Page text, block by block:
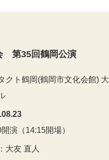
第35回鶴岡公演
クト鶴岡(鶴岡市文化会館) 大
演（14:15開場）
大友 直人